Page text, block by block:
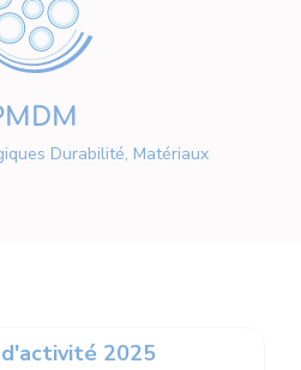
Durabilité, Matériaux
2025